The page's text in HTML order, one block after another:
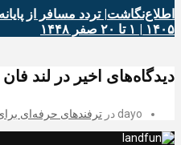
۱۴۰۵ | ۱ تا ۲۰ صفر ۱۴۴۸
دیدگاه‌های اخیر در لند فان
dayo در ترفندهای حرفه‌ای